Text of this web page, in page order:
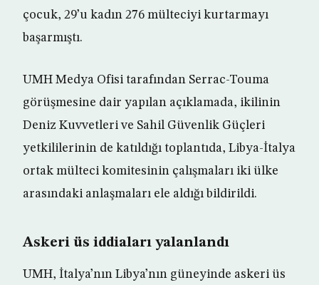
çocuk, 29’u kadın 276 mülteciyi kurtarmayı
başarmıştı.
UMH Medya Ofisi tarafından Serrac-Touma
görüşmesine dair yapılan açıklamada, ikilinin
Deniz Kuvvetleri ve Sahil Güvenlik Güçleri
yetkililerinin de katıldığı toplantıda, Libya-İtalya
ortak mülteci komitesinin çalışmaları iki ülke
arasındaki anlaşmaları ele aldığı bildirildi.
Askeri üs iddiaları yalanlandı
UMH, İtalya’nın Libya’nın güneyinde askeri üs